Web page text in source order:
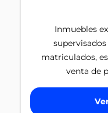
Inmuebles
matriculados,
venta de